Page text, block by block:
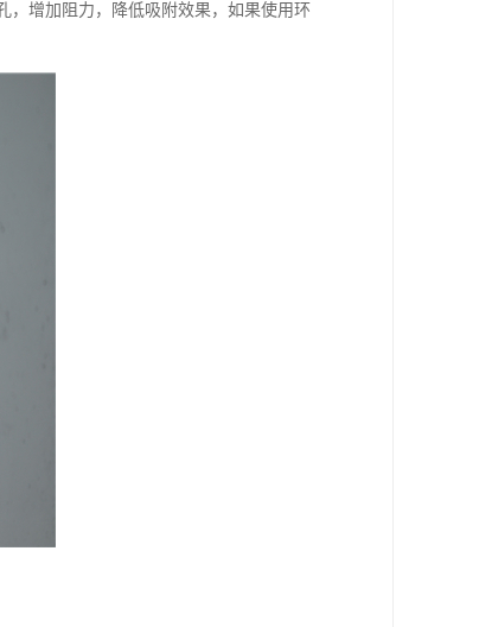
，增加阻力，降低吸附效果，如果使用环